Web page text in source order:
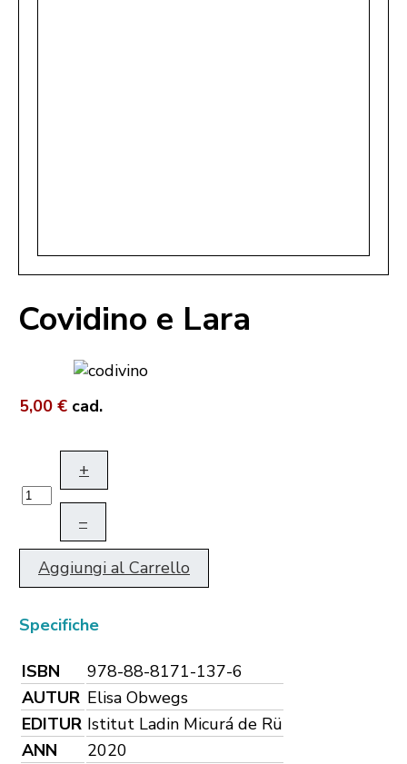
Covidino e Lara
5,00 € cad.
+
–
Aggiungi al Carrello
Specifiche
ISBN
978-88-8171-137-6
AUTUR Elisa Obwegs
EDITUR Istitut Ladin Micurá de Rü
ANN
2020